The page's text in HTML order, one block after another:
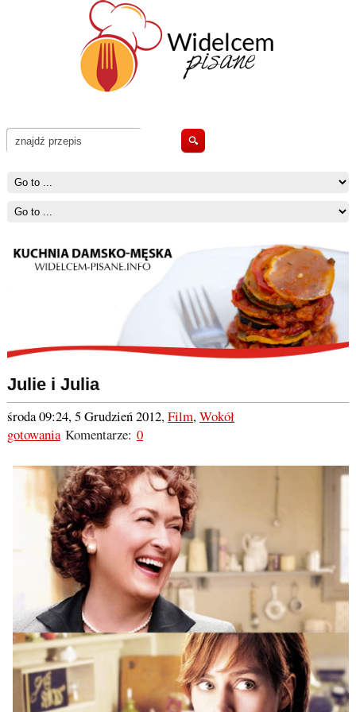
Julie i Julia
środa 09:24, 5 Grudzień 2012,Film,Wokół
gotowaniaKomentarze: 0